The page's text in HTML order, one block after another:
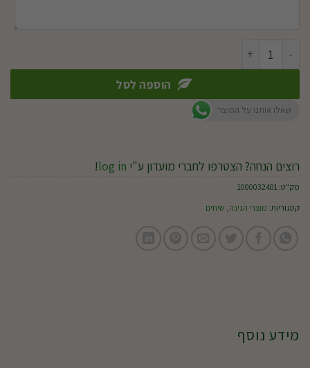
כמות של סיזגיום ע.18
הוספה לסל
שאלו אותנו על המוצר
רוצים הנחה? הצטרפו לחברי מועדון ע"י log in
!
מק"ט:1000032401
קטגוריות: מוצרי הגינה, שיחים
מידע נוסף